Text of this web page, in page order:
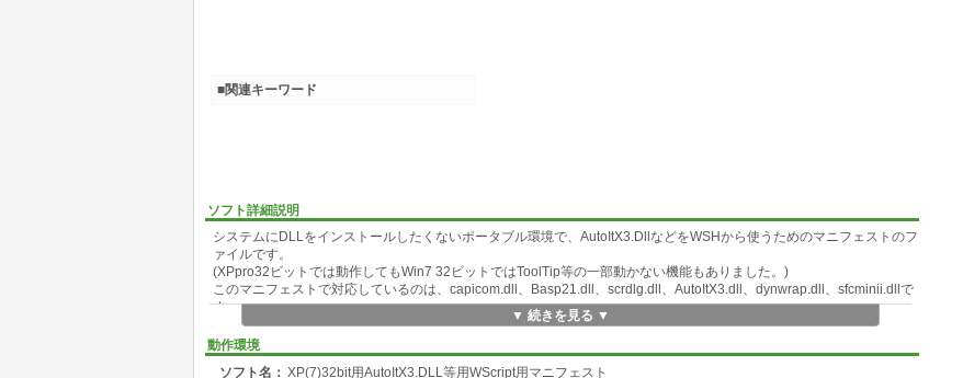
ソフト詳細説明
システムにDLLをインストールしたくないポータブル環境で、AutoItX3.DllなどをWSHから使うためのマニフェストのフ
ァイルです。
(XPpro32ビットでは動作してもWin7 32ビットではToolTip等の一部動かない機能もありました。)
このマニフェストで対応しているのは、capicom.dll、Basp21.dll、scrdlg.dll、AutoItX3.dll、dynwrap.dll、sfcminii.dllで
す。
(それぞれのDLLは各自でダウンロードして用意してください。ものによっては一旦、システムにインストールしてか
ら、システムから取り出す必要があるものもあります。手始めにAutoItX3.DllのZip版で試してみるといいです。)
試す場合。
▼ 続きを見る ▼
動作環境
ソフト名： XP(7)32bit用AutoItX3.DLL等用WScript用マニフェスト
■関連キーワード